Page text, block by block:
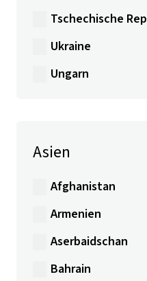
Tschechische
Ukraine
Ungarn
Asien
Afghanistan
Armenien
Aserbaidschan
Bahrain